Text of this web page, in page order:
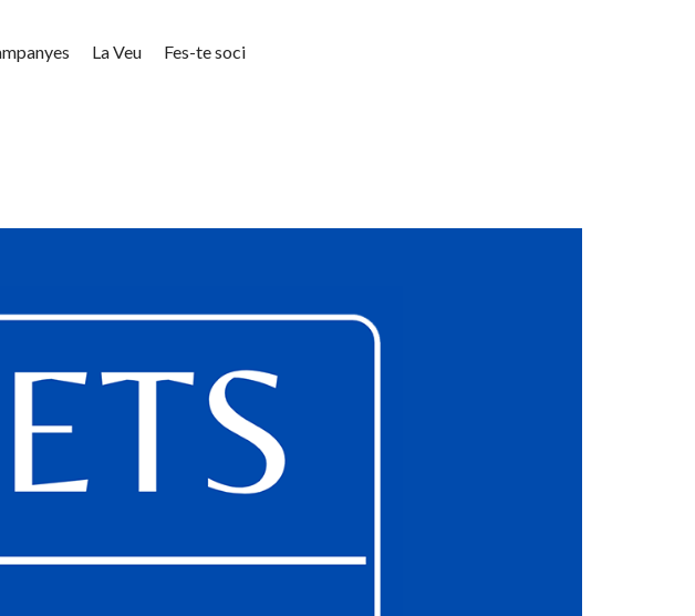
La Veu Fes-te soci